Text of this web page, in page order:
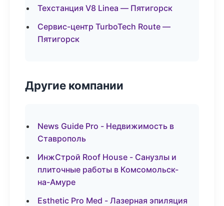
Техстанция V8 Linea — Пятигорск
Сервис-центр TurboTech Route —
Пятигорск
Другие компании
News Guide Pro - Недвижимость в
Ставрополь
ИнжСтрой Roof House - Санузлы и
плиточные работы в Комсомольск-
на-Амуре
Esthetic Pro Med - Лазерная эпиляция